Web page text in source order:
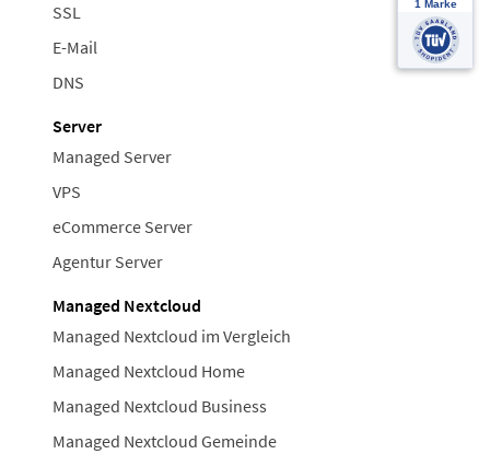
SSL
E-Mail
DNS
Server
Managed Server
VPS
eCommerce Server
Agentur Server
Managed Nextcloud
Managed Nextcloud im Vergleich
Managed Nextcloud Home
Managed Nextcloud Business
Managed Nextcloud Gemeinde